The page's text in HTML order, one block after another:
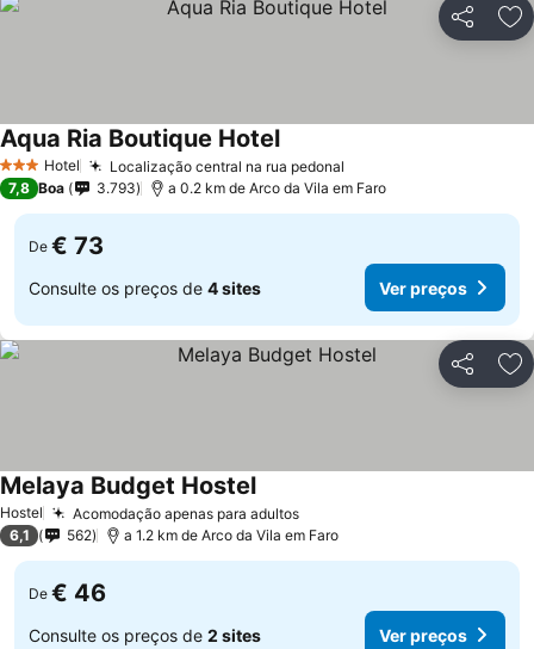
Partilhar
3 EstrelasHotel Localização central na rua pedonal
Aqua Ria Boutique Hotel
7,8 Boa 3.793 a 0.2 km de Arco da Vila em Faro
De € 73
Consulte os preços de 4 sites Ver preços
Partilhar
Hostel Acomodação apenas para adultos
Melaya Budget Hostel
6,1 562 a 1.2 km de Arco da Vila em Faro
De € 46
Consulte os preços de 2 sites Ver preços